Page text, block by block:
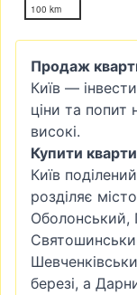
100 km
Продаж
Київ —
ціни та попит
високі.
Купити
Київ
розділяє
Оболонський,
березі, а